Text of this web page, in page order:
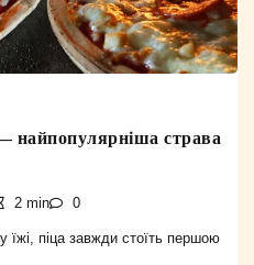
найпопулярніша страва
2 min 0
їжі, піца завжди стоїть першою